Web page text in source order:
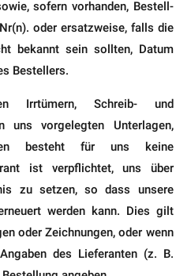
sofern vorhanden, Bestell-
oder ersatzweise, falls die
bekannt sein soll­ten, Datum
Bestellers.
Irrtümern, Schreib- und
uns vorgelegten Unterlagen,
besteht für uns keine
ist verpflichtet, uns über
zu setzen, so dass unsere
werden kann. Dies gilt
oder Zeichnungen, oder wenn
des Lieferanten (z. B.